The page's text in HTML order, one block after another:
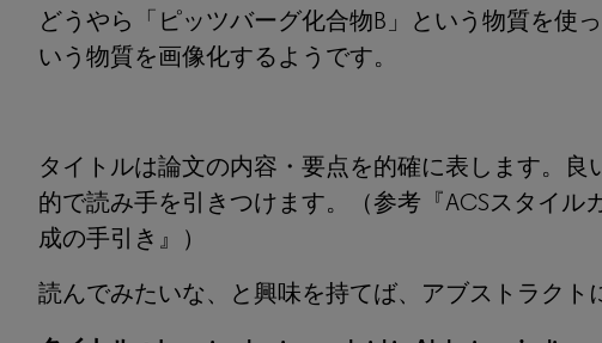
どうやら「ピッツバーグ化合物B」という物質を使
いう物質を画像化するようです。
タイトルは論文の内容・要点を的確に表します。良
的で読み手を引きつけます。（参考『ACSスタイル
成の手引き』）
読んでみたいな、と興味を持てば、アブストラクト